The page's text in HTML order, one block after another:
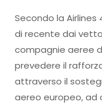
Secondo la Airlines
di recente dai
compagnie aeree
prevedere il
attraverso il
aereo europeo,